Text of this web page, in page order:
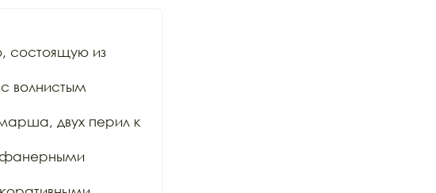
состоящую из
волнистым
двух перил к
фанерными